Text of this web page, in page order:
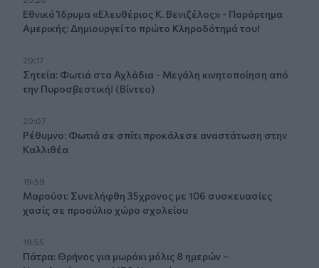
Εθνικό Ίδρυμα «Ελευθέριος Κ. Βενιζέλος» - Παράρτημα
Αμερικής: Δημιουργεί το πρώτο Κληροδότημά του!
20:17
Σητεία: Φωτιά στα Αχλάδια - Μεγάλη κινητοποίηση από
την Πυροσβεστική! (Βίντεο)
20:07
Ρέθυμνο: Φωτιά σε σπίτι προκάλεσε αναστάτωση στην
Καλλιθέα
19:59
Μαρούσι: Συνελήφθη 35χρονος με 106 συσκευασίες
χασίς σε προαύλιο χώρο σχολείου
19:55
Πάτρα: Θρήνος για μωράκι μόλις 8 ημερών –